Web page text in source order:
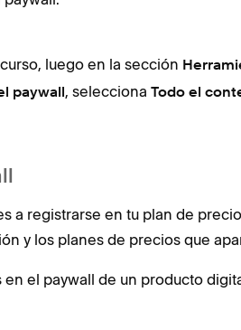
luego en la sección
paywall , selecciona Todo el
a registrarse en tu plan de
y los planes de precios que
el paywall de un producto